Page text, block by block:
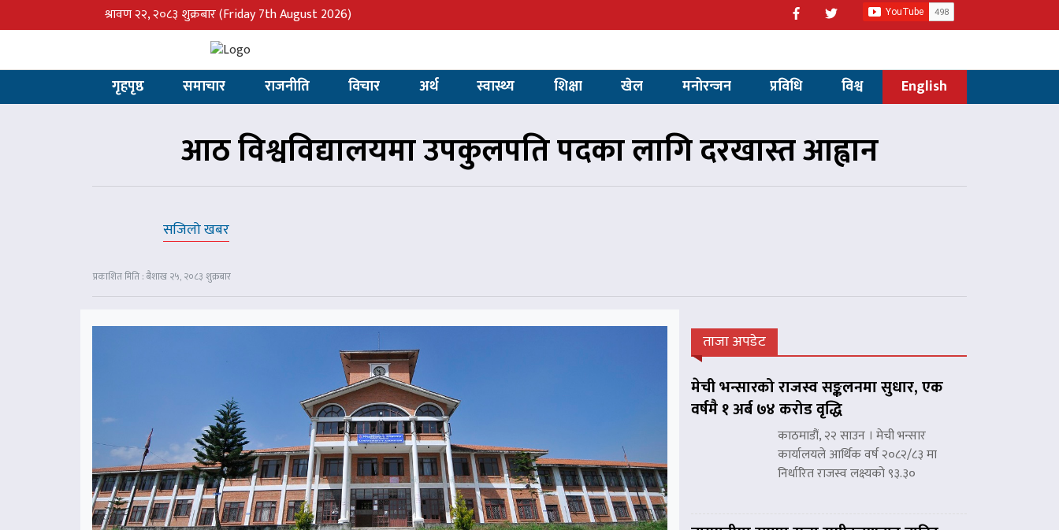
श्रावण २२, २०८३ शुक्रबार(Friday 7th August 2026)
गृहपृष्ठ समाचार राजनीति विचार अर्थ स्वास्थ्य शिक्षा खेल मनोरन्जन प्रविधि विश्व English
आठ विश्वविद्यालयमा उपकुलपति पदका लागि दरखास्त आह्वान
सजिलो खबर
प्रकाशित मिति : बैशाख २५, २०८३ शुक्रबार
ताजा अपडेट
मेची भन्सारको राजस्व सङ्कलनमा सुधार, एक
वर्षमै १ अर्ब ७४ करोड वृद्धि
काठमाडौं, २२ साउन । मेची भन्सार
कार्यालयले आर्थिक वर्ष २०८२/८३ मा
निर्धारित राजस्व लक्ष्यको ९३.३०